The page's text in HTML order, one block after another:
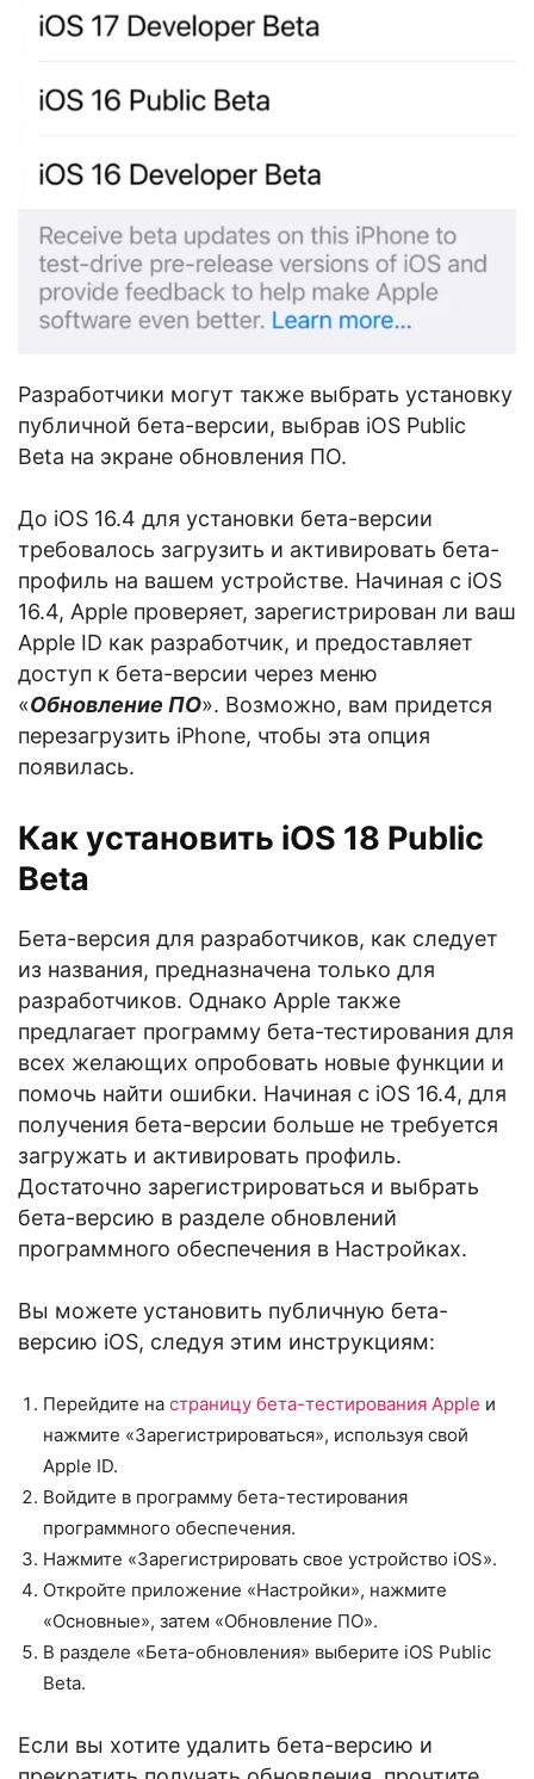
Разработчики могут также выбрать установку
публичной бета-версии, выбрав iOS Public
Beta на экране обновления ПО.
До iOS 16.4 для установки бета-версии
требовалось загрузить и активировать бета-
профиль на вашем устройстве. Начиная с iOS
16.4, Apple проверяет, зарегистрирован ли ваш
Apple ID как разработчик, и предоставляет
доступ к бета-версии через меню
«Обновление ПО». Возможно, вам придется
перезагрузить iPhone, чтобы эта опция
появилась.
Как установить iOS 18 Public
Beta
Бета-версия для разработчиков, как следует
из названия, предназначена только для
разработчиков. Однако Apple также
предлагает программу бета-тестирования для
всех желающих опробовать новые функции и
помочь найти ошибки. Начиная с iOS 16.4, для
получения бета-версии больше не требуется
загружать и активировать профиль.
Достаточно зарегистрироваться и выбрать
бета-версию в разделе обновлений
программного обеспечения в Настройках.
Вы можете установить публичную бета-
версию iOS, следуя этим инструкциям:
Перейдите на страницу бета-тестирования Apple и
нажмите «Зарегистрироваться», используя свой
Apple ID.
Войдите в программу бета-тестирования
программного обеспечения.
Нажмите «Зарегистрировать свое устройство iOS».
Откройте приложение «Настройки», нажмите
«Основные», затем «Обновление ПО».
В разделе «Бета-обновления» выберите iOS Public
Beta.
Если вы хотите удалить бета-версию и